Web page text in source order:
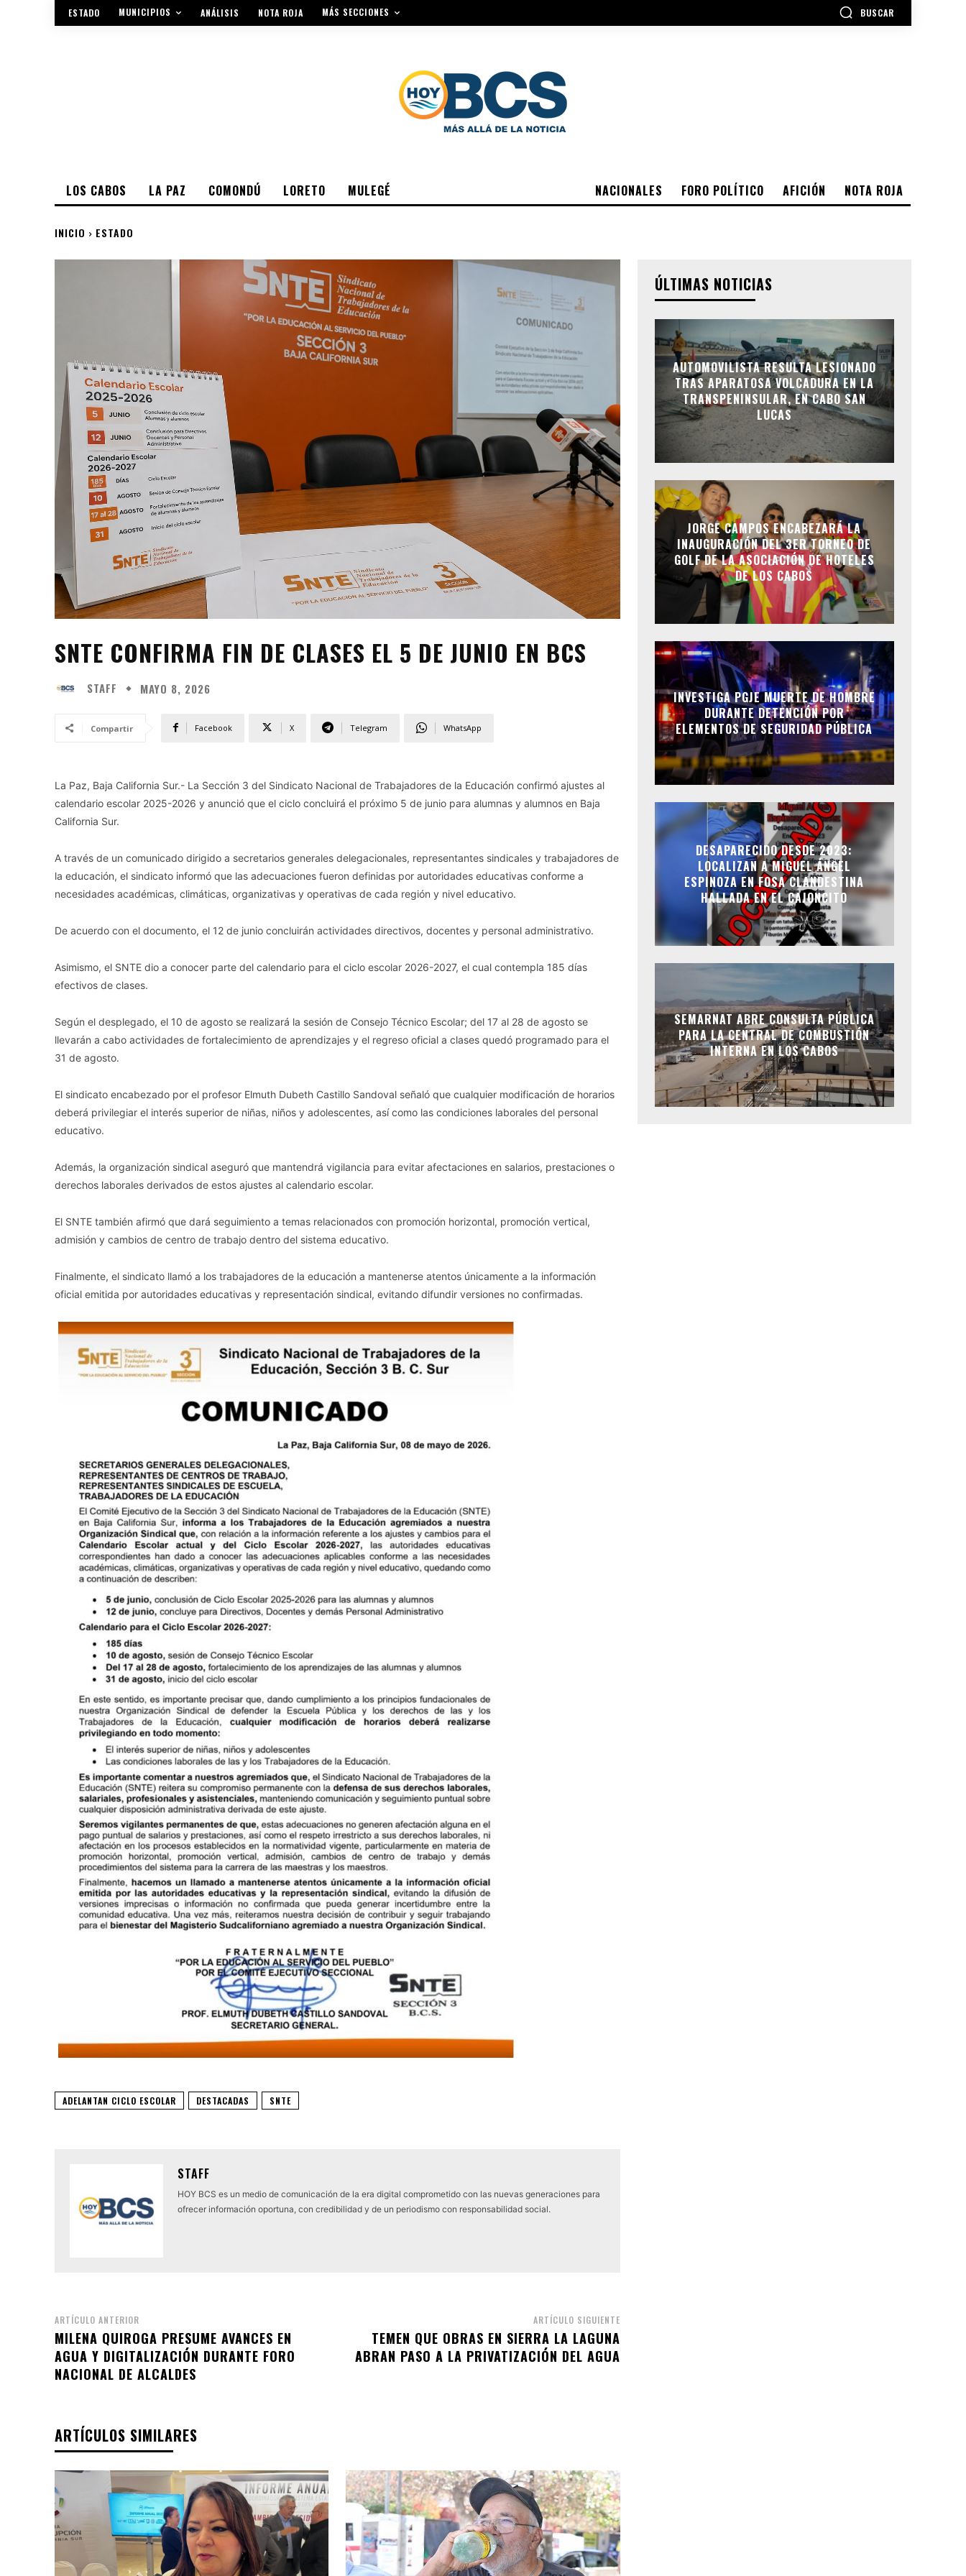
ESTADO MUNICIPIOS ANÁLISIS NOTA ROJA MÁS SECCIONES BUSCAR
NACIONALES FORO POLÍTICO AFICIÓN NOTA ROJA
LOS CABOS LA PAZ COMONDÚ LORETO MULEGÉ
INICIO ESTADO
SNTE CONFIRMA FIN DE CLASES EL 5 DE JUNIO EN BCS
STAFF MAYO 8, 2026
Compartir Facebook X Telegram WhatsApp
La Paz, Baja California Sur.- La Sección 3 del Sindicato Nacional de Trabajadores de la Educación confirmó ajustes al
calendario escolar 2025-2026 y anunció que el ciclo concluirá el próximo 5 de junio para alumnas y alumnos en Baja
California Sur.
A través de un comunicado dirigido a secretarios generales delegacionales, representantes sindicales y trabajadores de
la educación, el sindicato informó que las adecuaciones fueron definidas por autoridades educativas conforme a
necesidades académicas, climáticas, organizativas y operativas de cada región y nivel educativo.
De acuerdo con el documento, el 12 de junio concluirán actividades directivos, docentes y personal administrativo.
Asimismo, el SNTE dio a conocer parte del calendario para el ciclo escolar 2026-2027, el cual contempla 185 días
efectivos de clases.
Según el desplegado, el 10 de agosto se realizará la sesión de Consejo Técnico Escolar; del 17 al 28 de agosto se
llevarán a cabo actividades de fortalecimiento de aprendizajes y el regreso oficial a clases quedó programado para el
31 de agosto.
El sindicato encabezado por el profesor Elmuth Dubeth Castillo Sandoval señaló que cualquier modificación de horarios
deberá privilegiar el interés superior de niñas, niños y adolescentes, así como las condiciones laborales del personal
educativo.
Además, la organización sindical aseguró que mantendrá vigilancia para evitar afectaciones en salarios, prestaciones o
derechos laborales derivados de estos ajustes al calendario escolar.
El SNTE también afirmó que dará seguimiento a temas relacionados con promoción horizontal, promoción vertical,
admisión y cambios de centro de trabajo dentro del sistema educativo.
Finalmente, el sindicato llamó a los trabajadores de la educación a mantenerse atentos únicamente a la información
oficial emitida por autoridades educativas y representación sindical, evitando difundir versiones no confirmadas.
ADELANTAN CICLO ESCOLAR DESTACADAS SNTE
STAFF
HOY BCS es un medio de comunicación de la era digital comprometido con las nuevas generaciones para
ofrecer información oportuna, con credibilidad y de un periodismo con responsabilidad social.
ARTÍCULO ANTERIOR
MILENA QUIROGA PRESUME AVANCES EN
AGUA Y DIGITALIZACIÓN DURANTE FORO
NACIONAL DE ALCALDES
ARTÍCULO SIGUIENTE
TEMEN QUE OBRAS EN SIERRA LA LAGUNA
ABRAN PASO A LA PRIVATIZACIÓN DEL AGUA
ARTÍCULOS SIMILARES
ÚLTIMAS NOTICIAS
AUTOMOVILISTA RESULTA LESIONADO
TRAS APARATOSA VOLCADURA EN LA
TRANSPENINSULAR, EN CABO SAN
LUCAS
JORGE CAMPOS ENCABEZARÁ LA
INAUGURACIÓN DEL 3ER TORNEO DE
GOLF DE LA ASOCIACIÓN DE HOTELES
DE LOS CABOS
INVESTIGA PGJE MUERTE DE HOMBRE
DURANTE DETENCIÓN POR
ELEMENTOS DE SEGURIDAD PÚBLICA
DESAPARECIDO DESDE 2023:
LOCALIZAN A MIGUEL ÁNGEL
ESPINOZA EN FOSA CLANDESTINA
HALLADA EN EL CAJONCITO
SEMARNAT ABRE CONSULTA PÚBLICA
PARA LA CENTRAL DE COMBUSTIÓN
INTERNA EN LOS CABOS